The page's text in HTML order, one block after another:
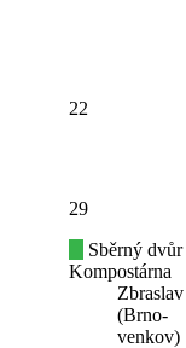
22
29
Sběrný dvůr
Kompostárna
Zbraslav
(Brno-
venkov)